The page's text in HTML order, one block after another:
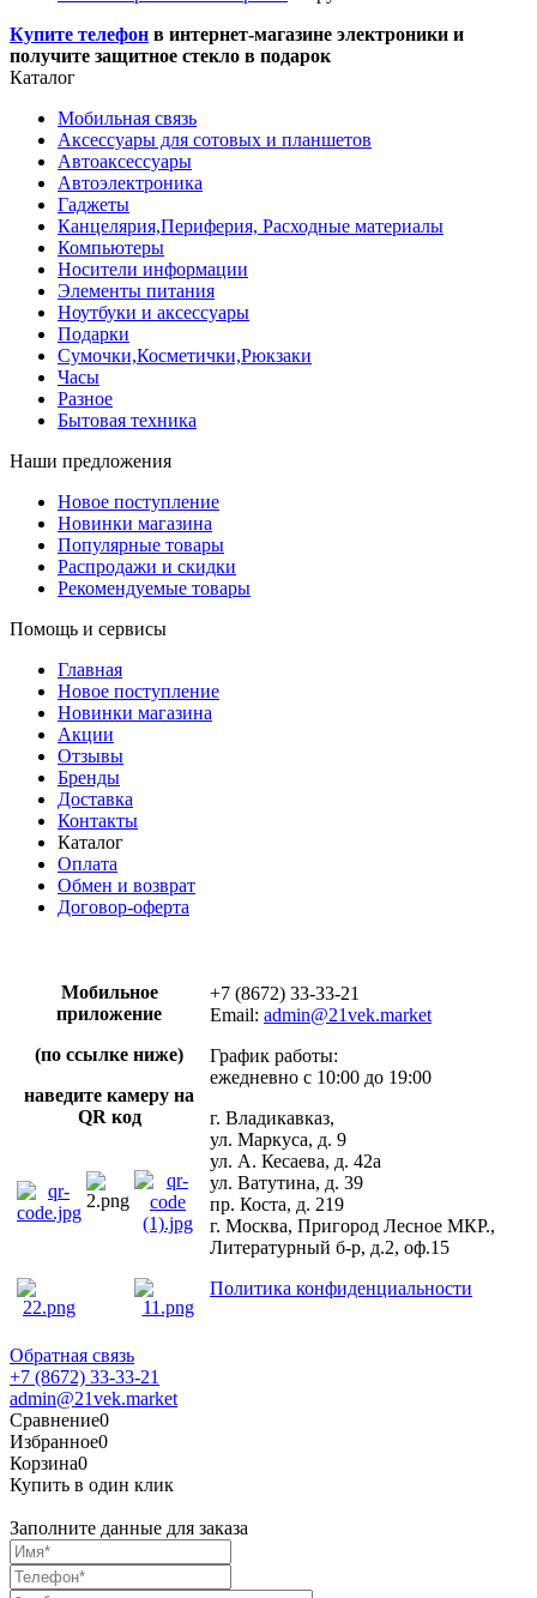
Купите телефон в интернет-магазине электроники и
получите защитное стекло в подарок
Каталог
Мобильная связь
Аксессуары для сотовых и планшетов
Автоаксессуары
Автоэлектроника
Гаджеты
Канцелярия,Периферия, Расходные материалы
Компьютеры
Носители информации
Элементы питания
Ноутбуки и аксессуары
Подарки
Сумочки,Косметички,Рюкзаки
Часы
Разное
Бытовая техника
Наши предложения
Новое поступление
Новинки магазина
Популярные товары
Распродажи и скидки
Рекомендуемые товары
Помощь и сервисы
Главная
Новое поступление
Новинки магазина
Акции
Отзывы
Бренды
Доставка
Контакты
Каталог
Оплата
Обмен и возврат
Договор-оферта
Мобильное
приложение
(по ссылке ниже)
наведите камеру на
QR код
+7 (8672) 33-33-21
Email: admin@21vek.market
График работы:
ежедневно с 10:00 до 19:00
г. Владикавказ,
ул. Маркуса, д. 9
ул. А. Кесаева, д. 42а
ул. Ватутина, д. 39
пр. Коста, д. 219
г. Москва, Пригород Лесное МКР.,
Литературный б-р, д.2, оф.15
Политика конфиденциальности
Обратная связь
+7 (8672) 33-33-21
admin@21vek.market
Сравнение0
Избранное0
Корзина0
Купить в один клик
Заполните данные для заказа